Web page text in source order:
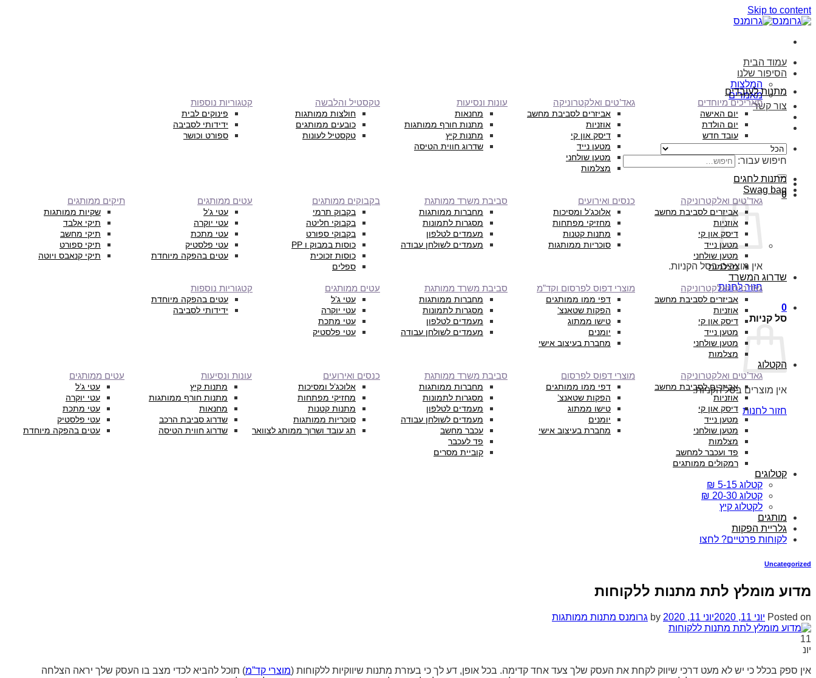
Skip to content
עמוד הבית
הסיפור שלנו
המלצות
מאמרים
צור קשר
חיפוש עבור:
0
אין מוצרים בסל הקניות.
חזור לחנות
0
סל קניות
אין מוצרים בסל הקניות.
חזור לחנות
מתנות לעובדים
תאריכים מיוחדים
יום האישה
יום הולדת
עובד חדש
גאד’טים ואלקטרוניקה
אביזרים לסביבת מחשב
אוזניות
דיסק און קי
מטען נייד
מטען שולחני
מצלמות
עונות ונסיעות
מחנאות
מתנות חורף ממותגות
מתנות קיץ
שדרוג חווית הטיסה
טקסטיל והלבשה
חולצות ממותגות
כובעים ממותגים
טקסטיל לעונות
קטגוריות נוספות
פינוקים לבית
ידידותי לסביבה
ספורט וכושר
מתנות לחגים
Swag bag
גאד’טים ואלקטרוניקה
אביזרים לסביבת מחשב
אוזניות
דיסק און קי
מטען נייד
מטען שולחני
מצלמות
כנסים ואירועים
אלוכג’ל ומסיכות
מחזיקי מפתחות
מתנות קטנות
סוכריות ממותגות
סביבת משרד ממותגת
מחברות ממותגות
מסגרות לתמונות
מעמדים לטלפון
מעמדים לשולחן עבודה
בקבוקים ממותגים
בקבוק תרמי
בקבוקי חליטה
בקבוקי ספורט
כוסות במבוק ו PP
כוסות זכוכית
ספלים
עטים ממותגים
עטי ג’ל
עטי יוקרה
עטי מתכת
עטי פלסטיק
עטים בהפקה מיוחדת
תיקים ממותגים
שקיות ממותגות
תיקי אלבד
תיקי מחשב
תיקי ספורט
תיקי קנאבס ויוטה
שדרוג המשרד
גאד’טים ואלקטרוניקה
אביזרים לסביבת מחשב
אוזניות
דיסק און קי
מטען נייד
מטען שולחני
מצלמות
מוצרי דפוס לפרסום וקד”מ
דפי ממו ממותגים
הפקות שטאנצ’
טישו ממתוג
יומנים
מחברת בעיצוב אישי
סביבת משרד ממותגת
מחברות ממותגות
מסגרות לתמונות
מעמדים לטלפון
מעמדים לשולחן עבודה
עטים ממותגים
עטי ג’ל
עטי יוקרה
עטי מתכת
עטי פלסטיק
קטגוריות נוספות
עטים בהפקה מיוחדת
ידידותי לסביבה
הקטלוג
גאד’טים ואלקטרוניקה
אביזרים לסביבת מחשב
אוזניות
דיסק און קי
מטען נייד
מטען שולחני
מצלמות
פד ועכבר למחשב
רמקולים ממותגים
מוצרי דפוס לפרסום
דפי ממו ממותגים
הפקות שטאנצ’
טישו ממתוג
יומנים
מחברת בעיצוב אישי
סביבת משרד ממותגת
מחברות ממותגות
מסגרות לתמונות
מעמדים לטלפון
מעמדים לשולחן עבודה
עכבר מחשב
פד לעכבר
קוביית מסרים
כנסים ואירועים
אלוכג’ל ומסיכות
מחזיקי מפתחות
מתנות קטנות
סוכריות ממותגות
תג עובד ושרוך ממותג לצוואר
עונות ונסיעות
מתנות קיץ
מתנות חורף ממותגות
מחנאות
שדרוג סביבת הרכב
שדרוג חווית הטיסה
עטים ממותגים
עטי ג’ל
עטי יוקרה
עטי מתכת
עטי פלסטיק
עטים בהפקה מיוחדת
קטלוגים
קטלוג 5-15 ₪
קטלוג 20-30 ₪
לקטלוג קיץ
מותגים
גלריית הפקות
לקוחות פרטיים? לחצו
Uncategorized
מדוע מומלץ לתת מתנות ללקוחות
Posted on יוני 11, 2020 יוני 11, 2020 by גרומנס מתנות ממותגות
11
יונ
אין ספק בכלל כי יש לא מעט דרכי שיווק לקחת את העסק שלך צעד אחד קדימה. בכל אופן, דע לך כי בעזרת מתנות שיווקיות ללקוחות (מוצרי קד”מ) תוכל להביא לכדי מצב בו העסק שלך יראה הצלחה